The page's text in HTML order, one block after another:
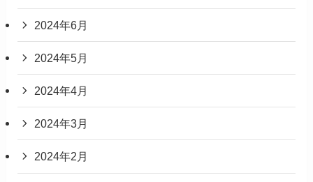
2024年6月
2024年5月
2024年4月
2024年3月
2024年2月